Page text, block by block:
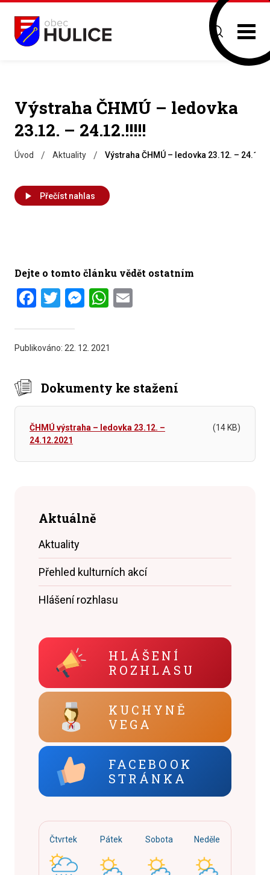
Výstraha ČHMÚ – ledovka
23.12. – 24.12.!!!!!
Úvod / Aktuality / Výstraha ČHMÚ – ledovka 23.12. –
Přečíst nahlas
Dejte o tomto článku vědět ostatním
Facebook
Twitter
Messenger
WhatsApp
Publikováno: 22. 12. 2021
Dokumenty ke stažení
ČHMÚ výstraha – ledovka 23.12. –
24.12.2021
(14 KB)
Aktuálně
Aktuality
Přehled kulturních akcí
Hlášení rozhlasu
HLÁŠENÍ
ROZHLASU
KUCHYNĚ
VEGA
FACEBOOK
STRÁNKA
Čtvrtek Pátek Sobota Neděle